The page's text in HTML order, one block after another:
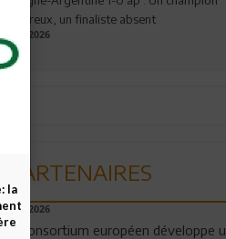
valeureux, un finaliste absent
19.07.2026
PARTENAIRES
06.08.2026
Un consortium européen développe
la